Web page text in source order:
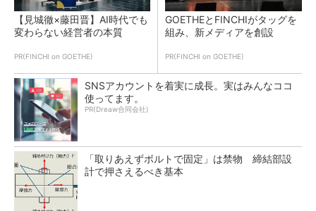
【見城徹×藤田晋】AI時代でも
変わらない経営者の本質
PR(FINCHI on GOETHE)
GOETHEとFINCHIがタッグを
組み、新メディアを創設
PR(FINCHI on GOETHE)
SNSアカウントを着実に成長。実はみんなココ
使ってます。
PR(Dreaw合同会社)
「取りあえずボルトで固定」は禁物 締結部設
計で押さえるべき基本